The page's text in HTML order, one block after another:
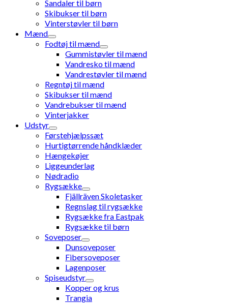
Sandaler til børn
Skibukser til børn
Vinterstøvler til børn
Mænd
Fodtøj til mænd
Gummistøvler til mænd
Vandresko til mænd
Vandrestøvler til mænd
Regntøj til mænd
Skibukser til mænd
Vandrebukser til mænd
Vinterjakker
Udstyr
Førstehjælpssæt
Hurtigtørrende håndklæder
Hængekøjer
Liggeunderlag
Nødradio
Rygsække
Fjällräven Skoletasker
Regnslag til rygsække
Rygsække fra Eastpak
Rygsække til børn
Soveposer
Dunsoveposer
Fibersoveposer
Lagenposer
Spiseudstyr
Kopper og krus
Trangia